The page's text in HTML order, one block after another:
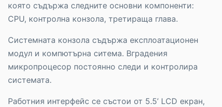
която съдържа следните основни компоненти:
CPU, контролна конзола, третираща глава.
Системната конзола съдържа експлоатационен
модул и компютърна ситема. Вградения
микропроцесор постоянно следи и контролира
системата.
Работния интерфейс се състои от 5.5’ LCD екран,